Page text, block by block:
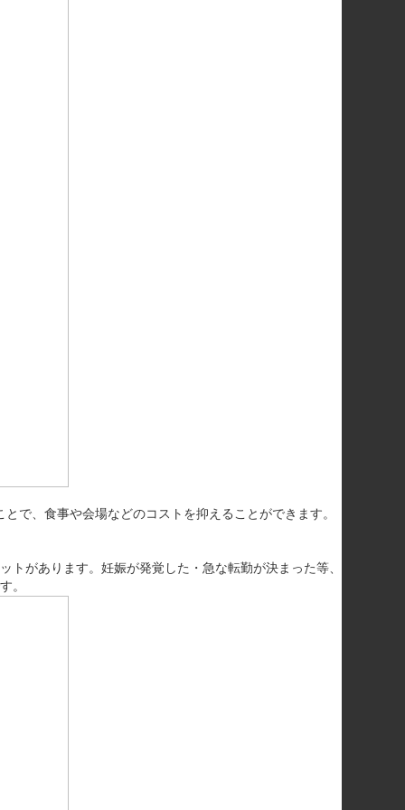
で、食事や会場などのコストを抑えることができます。
があります。妊娠が発覚した・急な転勤が決まった等、
。